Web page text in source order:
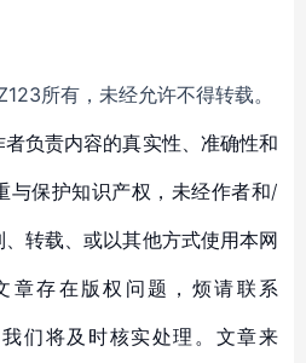
所有，未经允许不得转载。
负责内容的真实性、准确性和
与保护知识产权，未经作者和/
转载、或以其他方式使用本网
章存在版权问题，烦请联系
们将及时核实处理。文章来